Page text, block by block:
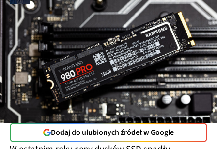
Dodaj do ulubionych źródeł w Google